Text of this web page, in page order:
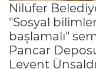
Nilüfer
"Sosyal
başlamalı"
Pancar
Levent